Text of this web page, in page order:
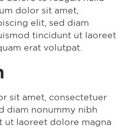
dolor sit amet,
elit, sed diam
tincidunt ut laoreet
erat volutpat.
sit amet, consectetuer
diam nonummy nibh
ut laoreet dolore magna